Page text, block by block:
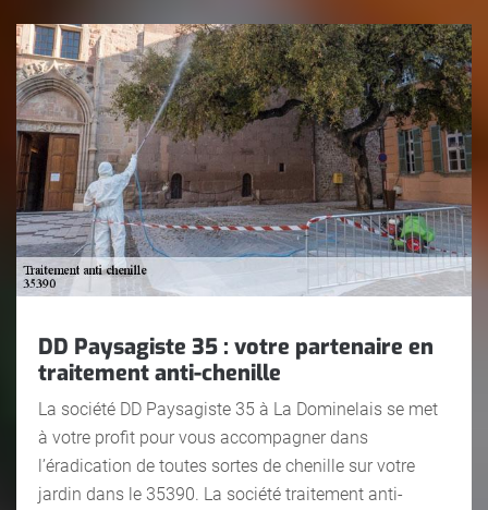
DD Paysagiste 35 : votre partenaire en
traitement anti-chenille
La société DD Paysagiste 35 à La Dominelais se met
à votre profit pour vous accompagner dans
l’éradication de toutes sortes de chenille sur votre
jardin dans le 35390. La société traitement anti-